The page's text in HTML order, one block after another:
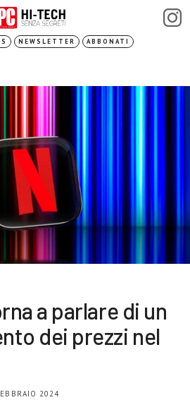
NEWSLETTER ABBONATI
a parlare di un
dei prezzi nel
2024